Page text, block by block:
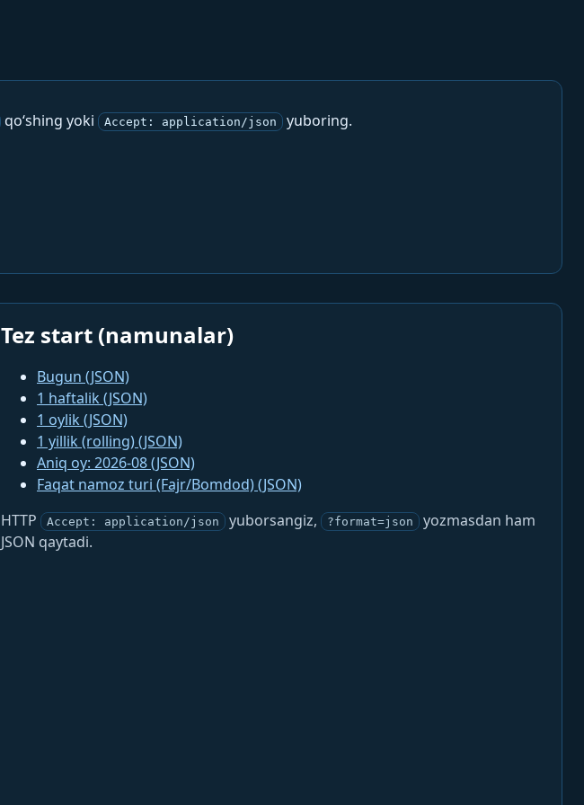
qo‘shing yoki Accept: application/json
yuboring.
Tez start (namunalar)
Bugun (JSON)
1 haftalik (JSON)
1 oylik (JSON)
1 yillik (rolling) (JSON)
Aniq oy: 2026-08 (JSON)
Faqat namoz turi (Fajr/Bomdod) (JSON)
HTTP
Accept: application/json yuborsangiz, ?format=json
yozmasdan ham
JSON qaytadi.